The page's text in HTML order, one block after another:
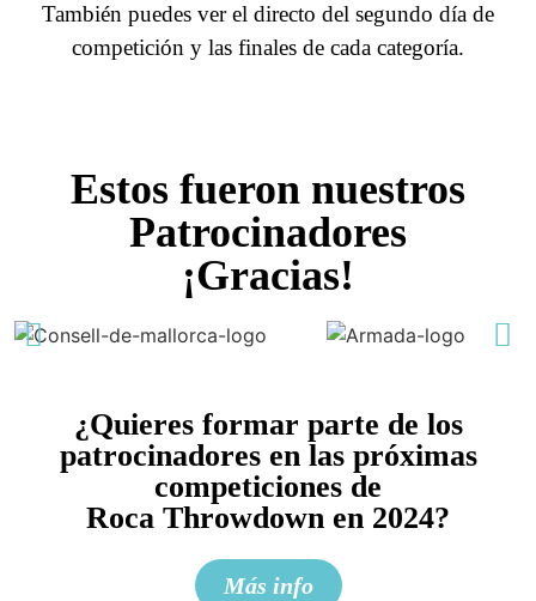
También puedes ver el directo del segundo día de
competición y las finales de cada categoría.
Estos fueron nuestros
Patrocinadores
¡Gracias!
¿Quieres formar parte de los
patrocinadores en las próximas
competiciones de
Roca Throwdown en 2024?
Más info